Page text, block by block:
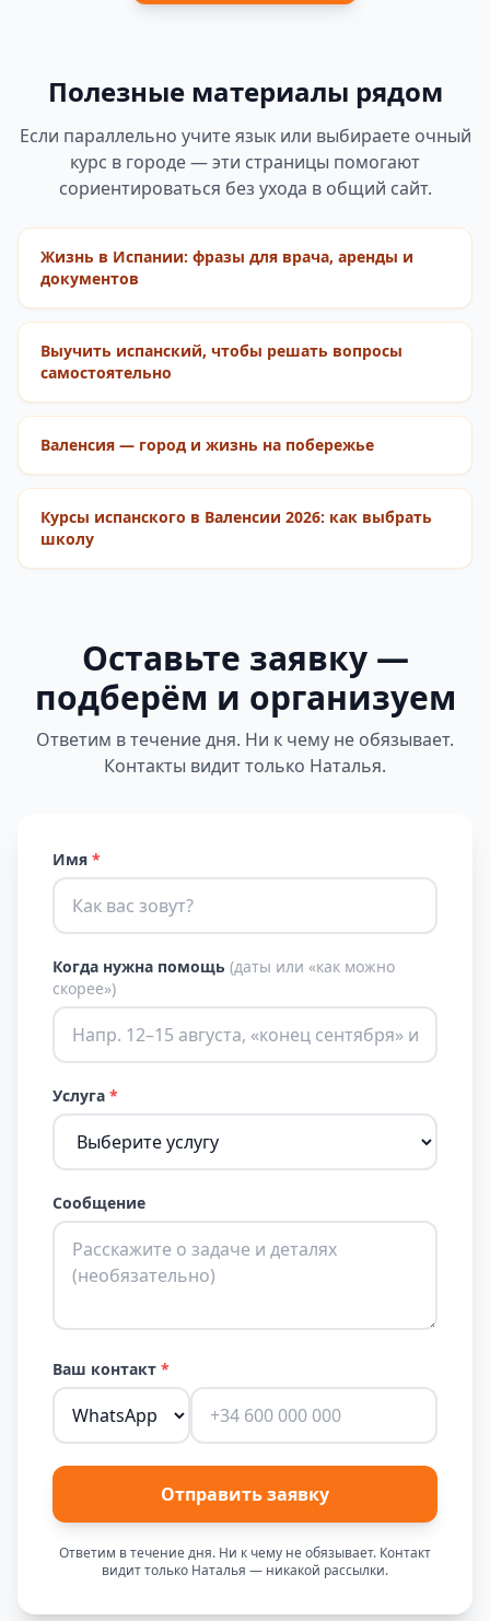
Полезные материалы рядом
Если параллельно учите язык или выбираете очный
курс в городе — эти страницы помогают
сориентироваться без ухода в общий сайт.
Жизнь в Испании: фразы для врача, аренды и
документов
Выучить испанский, чтобы решать вопросы
самостоятельно
Валенсия — город и жизнь на побережье
Курсы испанского в Валенсии 2026: как выбрать
школу
Оставьте заявку —
подберём и организуем
Ответим в течение дня. Ни к чему не обязывает.
Контакты видит только Наталья.
Имя *
Когда нужна помощь (даты или «как можно
скорее»)
Услуга *
Сообщение
Ваш контакт *
Отправить заявку
Ответим в течение дня. Ни к чему не обязывает. Контакт
видит только Наталья — никакой рассылки.